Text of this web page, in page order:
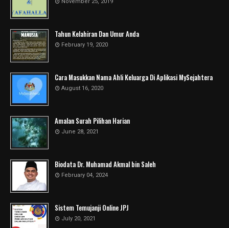
Tahun Kelahiran Dan Umur Anda
February 19, 2020
Cara Masukkan Nama Ahli Keluarga Di Aplikasi MySejahtera
August 16, 2020
Amalan Surah Pilihan Harian
June 28, 2021
Biodata Dr. Muhamad Akmal bin Saleh
February 04, 2024
Sistem Temujanji Online JPJ
July 20, 2021